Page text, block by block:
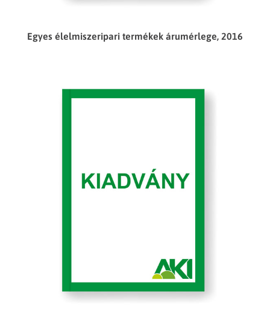
Egyes élelmiszeripari termékek árumérlege, 2016